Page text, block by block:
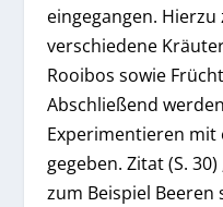
eingegangen.
verschiedene
Rooibos sowie
Abschließend
Experimentieren mit
gegeben. Zitat (S.
zum Beispiel Beeren